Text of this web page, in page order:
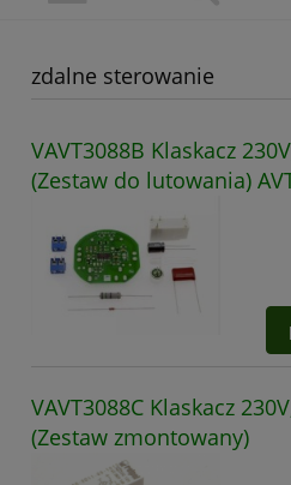
zdalne sterowanie
VAVT3088B Klaskacz
(Zestaw do lutowania)
VAVT3088C Klaskacz
(Zestaw zmontowany)